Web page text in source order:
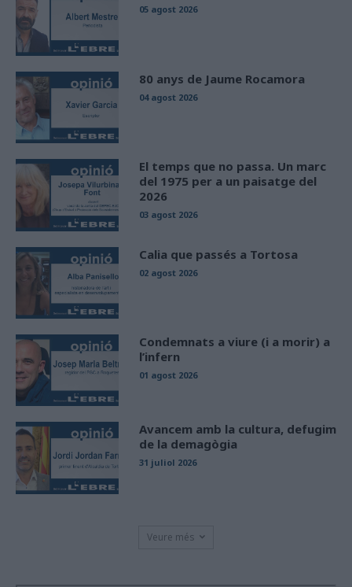
05 agost 2026
80 anys de Jaume Rocamora
04 agost 2026
El temps que no passa. Un marc
del 1975 per a un paisatge del
2026
03 agost 2026
Calia que passés a Tortosa
02 agost 2026
Condemnats a viure (i a morir) a
l’infern
01 agost 2026
Avancem amb la cultura, defugim
de la demagògia
31 juliol 2026
Veure més